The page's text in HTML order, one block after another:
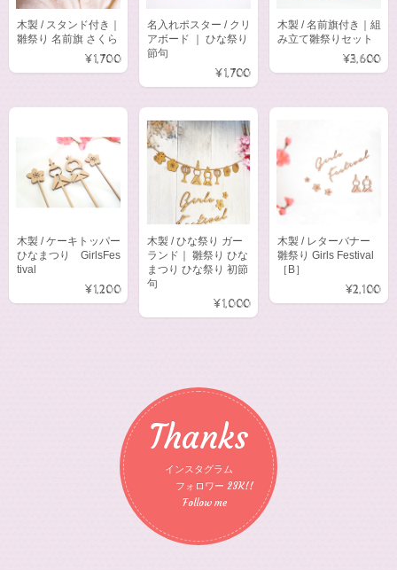
木製 / スタンド付き｜
雛祭り 名前旗 さくら
¥1,700
名入れポスター / クリ
アボード ｜ ひな祭り
節句
¥1,700
木製 / 名前旗付き｜組
み立て雛祭りセット
¥3,600
木製 / ケーキトッパー
ひなまつり GirlsFes
tival
¥1,200
木製 / ひな祭り ガー
ランド｜ 雛祭り ひな
まつり ひな祭り 初節
句
¥1,000
木製 / レターバナー
雛祭り Girls Festival
［B］
¥2,100
Thanks
インスタグラム
フォロワー 23K!!
Follow me